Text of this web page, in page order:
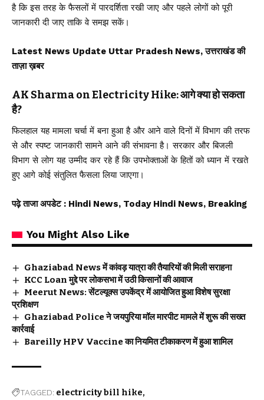
है कि इस तरह के फैसलों में पारदर्शिता रखी जाए और पहले लोगों को पूरी
जानकारी दी जाए ताकि वे समझ सकें।
Latest News Update Uttar Pradesh News, उत्तराखंड की
ताज़ा ख़बर
AK Sharma on Electricity Hike: आगे क्या हो सकता
है?
फिलहाल यह मामला चर्चा में बना हुआ है और आने वाले दिनों में विभाग की तरफ
से और स्पष्ट जानकारी सामने आने की संभावना है। सरकार और बिजली
विभाग से लोग यह उम्मीद कर रहे हैं कि उपभोक्ताओं के हितों को ध्यान में रखते
हुए आगे कोई संतुलित फैसला लिया जाएगा।
पढ़े ताजा अपडेट : Hindi News, Today Hindi News, Breaking
You Might Also Like
Ghaziabad News में कांवड़ यात्रा की तैयारियों की मिली सराहना
KCC Loan मुद्दे पर लोकसभा में उठी किसानों की आवाज
Meerut News: सेंटल्यूक्स उपकेंद्र में आयोजित हुआ विशेष सुरक्षा
प्रशिक्षण
Ghaziabad Police ने जयपुरिया मॉल मारपीट मामले में शुरू की सख्त
कार्रवाई
Bareilly HPV Vaccine का नियमित टीकाकरण में हुआ शामिल
TAGGED: electricity bill hike